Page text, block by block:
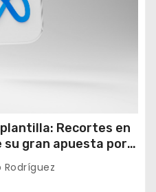
Recortes en
su gran apuesta por
Rodríguez